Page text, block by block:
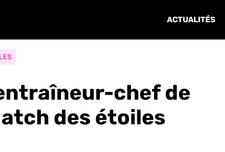
ACTUALITÉS
chef de
des étoiles